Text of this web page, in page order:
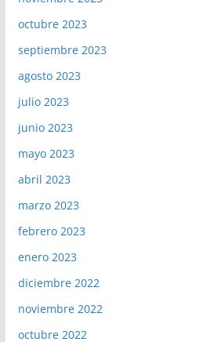
octubre 2023
septiembre 2023
agosto 2023
julio 2023
junio 2023
mayo 2023
abril 2023
marzo 2023
febrero 2023
enero 2023
diciembre 2022
noviembre 2022
octubre 2022